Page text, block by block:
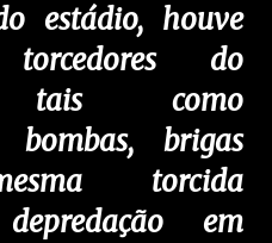
estádio, houve
do
tais como
bombas, brigas
torcida
em